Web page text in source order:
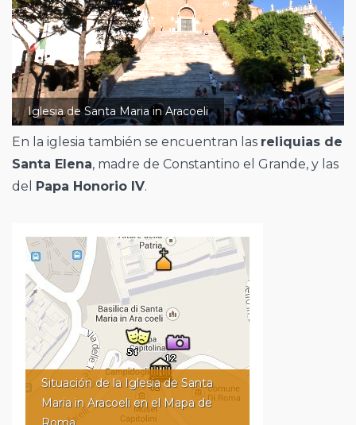
Iglesia de Santa Maria in Aracoeli
En la iglesia también se encuentran las reliquias de
Santa Elena, madre de Constantino el Grande, y las
del Papa Honorio IV.
Situación de la Iglesia de Santa
Maria in Aracoeli en el Mapa de